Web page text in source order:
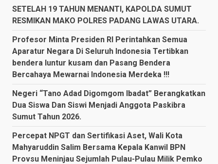
SETELAH 19 TAHUN MENANTI, KAPOLDA SUMUT
RESMIKAN MAKO POLRES PADANG LAWAS UTARA.
Profesor Minta Presiden RI Perintahkan Semua
Aparatur Negara Di Seluruh Indonesia Tertibkan
bendera luntur kusam dan Pasang Bendera
Bercahaya Mewarnai Indonesia Merdeka !!!
Negeri “Tano Adad Digomgom Ibadat” Berangkatkan
Dua Siswa Dan Siswi Menjadi Anggota Paskibra
Sumut Tahun 2026.
Percepat NPGT dan Sertifikasi Aset, Wali Kota
Mahyaruddin Salim Bersama Kepala Kanwil BPN
Provsu Meninjau Sejumlah Pulau-Pulau Milik Pemko